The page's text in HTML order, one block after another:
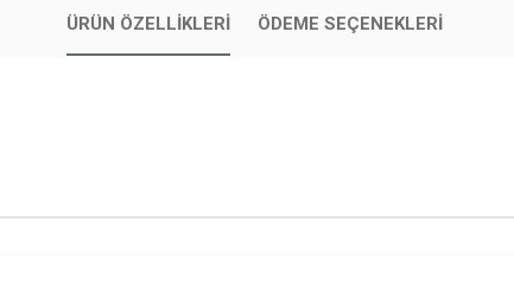
ÜRÜN ÖZELLIKLERI ÖDEME SEÇENEKLERI